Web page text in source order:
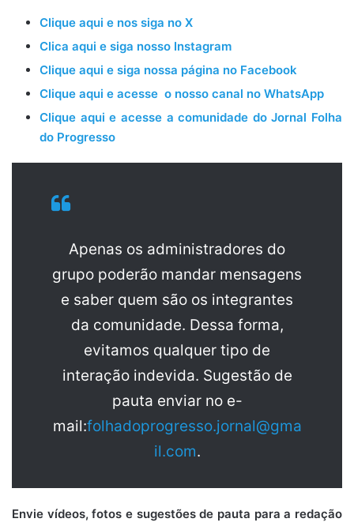
Clique aqui e nos siga no X
Clica aqui e siga nosso Instagram
Clique aqui e siga nossa página no Facebook
Clique aqui e acesse o nosso canal no WhatsApp
Clique aqui e acesse a comunidade do Jornal Folha
do Progresso
Apenas os administradores do
grupo poderão mandar mensagens
e saber quem são os integrantes
da comunidade. Dessa forma,
evitamos qualquer tipo de
interação indevida. Sugestão de
pauta enviar no e-
mail:folhadoprogresso.jornal@gma
il.com.
Envie vídeos, fotos e sugestões de pauta para a redação